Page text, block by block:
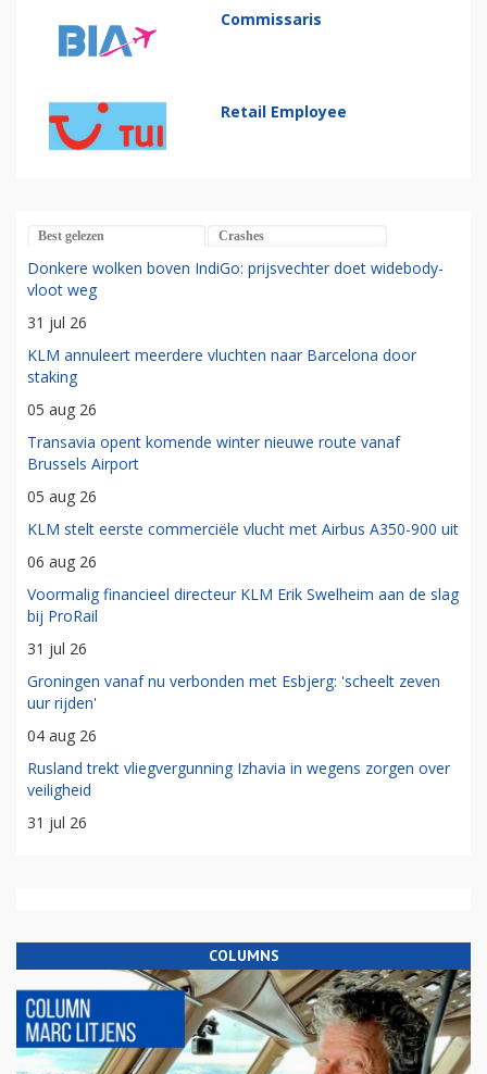
Commissaris
Retail Employee
Best gelezen Crashes
Donkere wolken boven IndiGo: prijsvechter doet widebody-
vloot weg
31 jul 26
KLM annuleert meerdere vluchten naar Barcelona door
staking
05 aug 26
Transavia opent komende winter nieuwe route vanaf
Brussels Airport
05 aug 26
KLM stelt eerste commerciële vlucht met Airbus A350-900 uit
06 aug 26
Voormalig financieel directeur KLM Erik Swelheim aan de slag
bij ProRail
31 jul 26
Groningen vanaf nu verbonden met Esbjerg: 'scheelt zeven
uur rijden'
04 aug 26
Rusland trekt vliegvergunning Izhavia in wegens zorgen over
veiligheid
31 jul 26
COLUMNS